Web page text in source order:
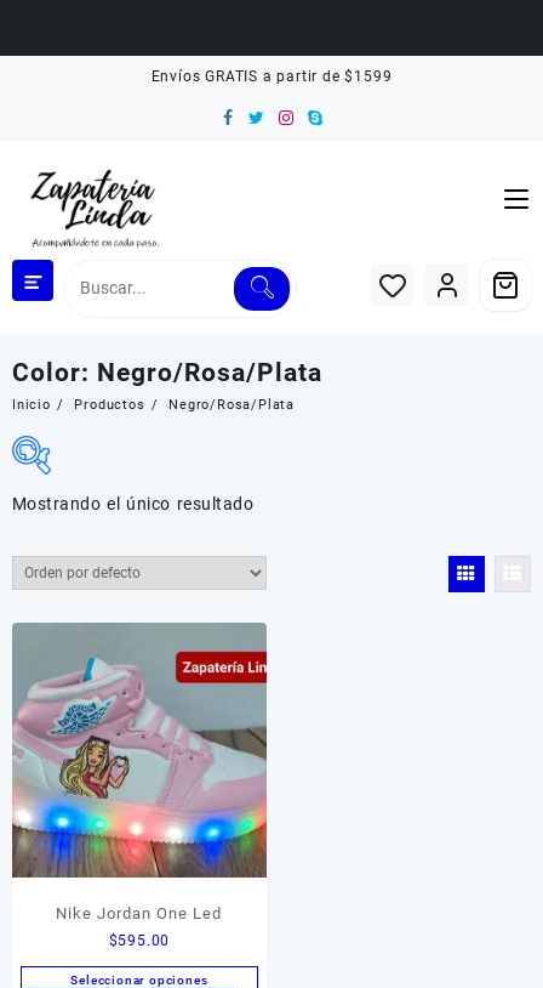
Envíos GRATIS a partir de $1599
Color: Negro/Rosa/Plata
Inicio Productos Negro/Rosa/Plata
Color del producto
Color del producto
Tamaño del producto
Tamaño del producto
Mostrando el único resultado
Nike Jordan One Led
$595.00
Seleccionar opciones